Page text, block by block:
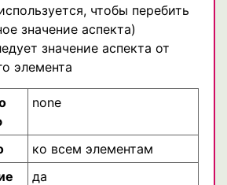
чтобы перебить
значение аспекта)
значение аспекта от
элемента
none
ко всем элементам
да